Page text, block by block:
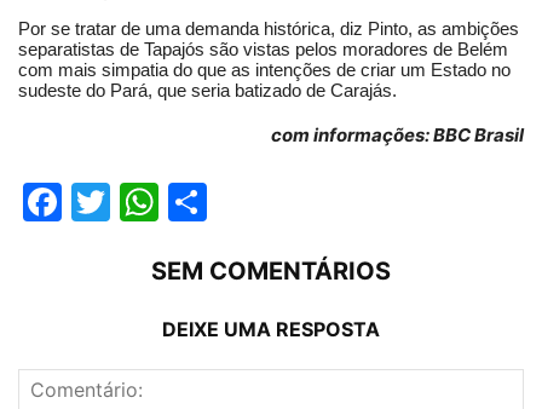
Por se tratar de uma demanda histórica, diz Pinto, as ambições
separatistas de Tapajós são vistas pelos moradores de Belém
com mais simpatia do que as intenções de criar um Estado no
sudeste do Pará, que seria batizado de Carajás.
com informações: BBC Brasil
Facebook
TwitterWhatsApp
SEM COMENTÁRIOS
DEIXE UMA RESPOSTA